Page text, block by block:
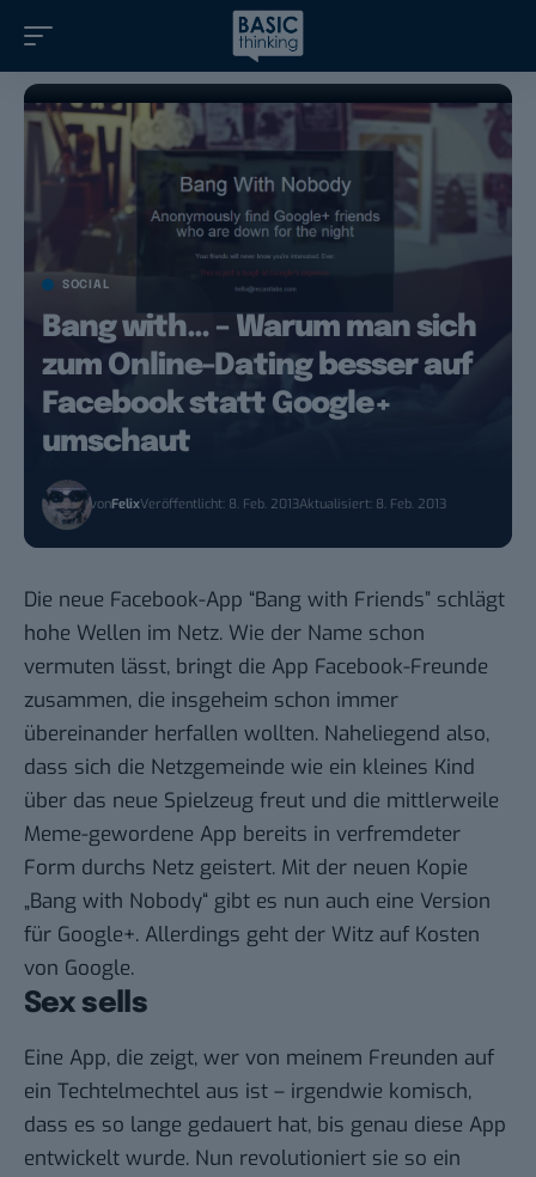
SOCIAL
Bang with… – Warum man sich
zum Online-Dating besser auf
Facebook statt Google+
umschaut
vonFelixVeröffentlicht: 8. Feb. 2013Aktualisiert: 8. Feb. 2013
Die neue Facebook-App “Bang with Friends” schlägt
hohe Wellen im Netz. Wie der Name schon
vermuten lässt, bringt die App Facebook-Freunde
zusammen, die insgeheim schon immer
übereinander herfallen wollten. Naheliegend also,
dass sich die Netzgemeinde wie ein kleines Kind
über das neue Spielzeug freut und die mittlerweile
Meme-gewordene App bereits in verfremdeter
Form durchs Netz geistert. Mit der neuen Kopie
„Bang with Nobody“ gibt es nun auch eine Version
für Google+. Allerdings geht der Witz auf Kosten
von Google.
Sex sells
Eine App, die zeigt, wer von meinem Freunden auf
ein Techtelmechtel aus ist – irgendwie komisch,
dass es so lange gedauert hat, bis genau diese App
entwickelt wurde. Nun revolutioniert sie so ein